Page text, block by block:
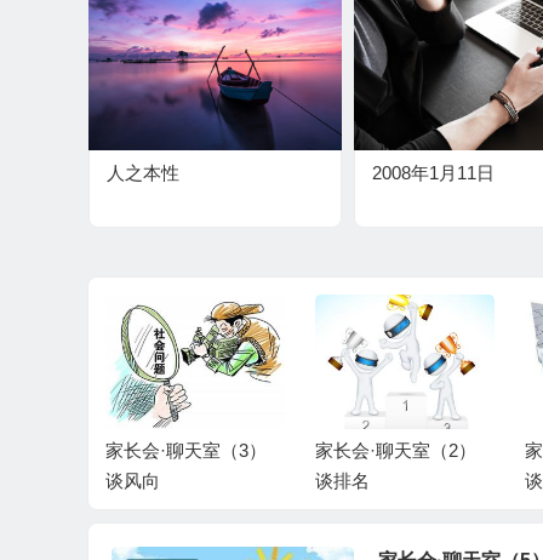
人之本性 2008年1月11日
家长会·聊天室（3）
谈风向
家长会·聊天室（2）
谈排名